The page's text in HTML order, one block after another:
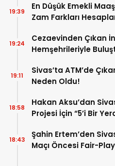
En Düşük Emekli
Zam Farkları
19:39
Cezaevinden Çıkan
Hemşehrileriyle
19:24
Sivas’ta ATM’de
Neden Oldu!
19:11
Hakan Aksu’dan
Projesi İçin “5’i Bir
18:58
Şahin Ertem’den
Maçı Öncesi Fair-
18:43